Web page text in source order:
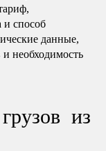
и способ
данные,
и необходимость
из